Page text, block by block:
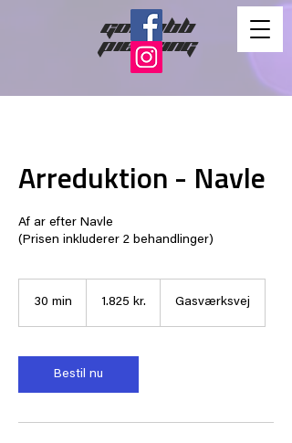
gorlubb
piercing
Arreduktion - Navle
Af ar efter Navle
(Prisen inkluderer 2 behandlinger)
30 min
i
n
kroner1.825 kr. Gasværksvej
Bestil nu